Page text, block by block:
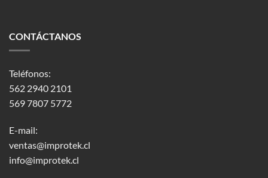
CONTÁCTANOS
Teléfonos:
562 2940 2101
569 7807 5772
E-mail:
ventas@improtek.cl
info@improtek.cl